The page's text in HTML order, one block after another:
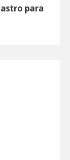
para